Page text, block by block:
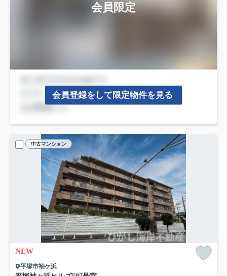
会員限定
会員登録をして限定物件を見る
中古マンション
NEW
平塚市袖ケ浜